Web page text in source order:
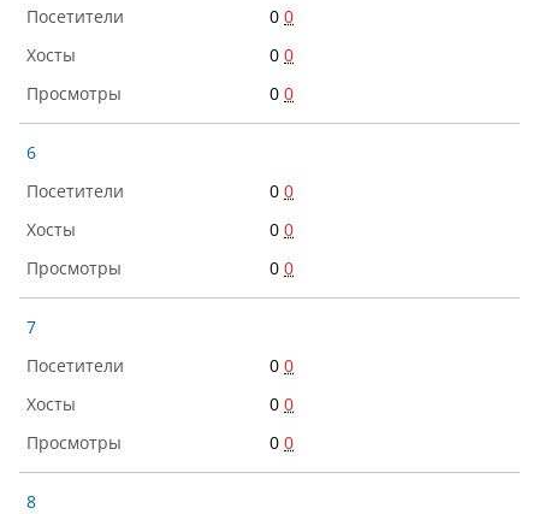
0 0
0 0
0 0
6
0 0
0 0
0 0
7
0 0
0 0
0 0
8